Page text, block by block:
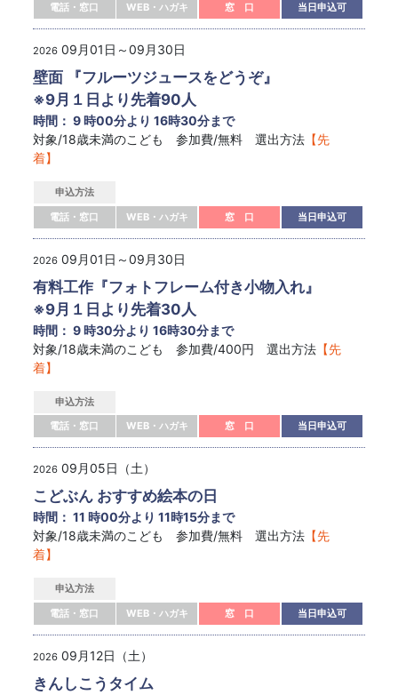
電話・窓口
WEB・ハガキ 窓 口 当日申込可
2026 09月01日～09月30日
壁面 『フルーツジュースをどうぞ』
※9月１日より先着90人
時間： 9 時00分より 16時30分まで
対象/18歳未満のこども 参加費/無料 選出方法 【先
着】
申込方法
電話・窓口
WEB・ハガキ 窓 口 当日申込可
2026 09月01日～09月30日
有料工作『フォトフレーム付き小物入れ』
※9月１日より先着30人
時間： 9 時30分より 16時30分まで
対象/18歳未満のこども 参加費/400円 選出方法 【先
着】
申込方法
電話・窓口
WEB・ハガキ 窓 口 当日申込可
2026 09月05日（土）
こどぶん おすすめ絵本の日
時間： 11 時00分より 11時15分まで
対象/18歳未満のこども 参加費/無料 選出方法 【先
着】
申込方法
電話・窓口
WEB・ハガキ 窓 口 当日申込可
2026 09月12日（土）
きんしこうタイム